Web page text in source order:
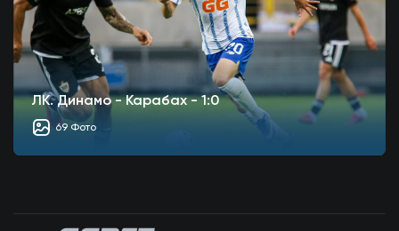
ЛК. Динамо - Карабах - 1:0
69 Фото